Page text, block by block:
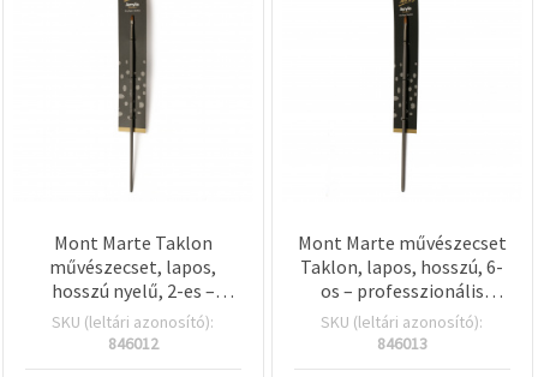
Mont Marte Taklon
művészecset, lapos,
hosszú nyelű, 2-es –
professzionális lapos
ecset akrilfestékhez,
szintetikus taklon szálak
SKU (leltári azonosító):
846012
Mont Marte művészecset
Taklon, lapos, hosszú, 6-
os – professzionális
szintetikus taklon ecset
akrilfestékhez
SKU (leltári azonosító):
846013